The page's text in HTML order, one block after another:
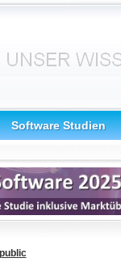
Software Studien